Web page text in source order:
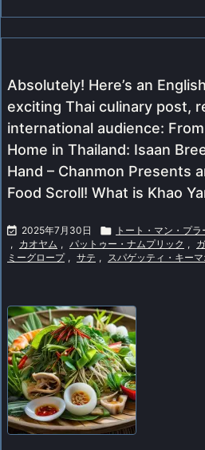
Absolutely! Here’s an
exciting Thai culinary post,
international audience:
Home in Thailand: Isaan
Hand – Chanmon Presents
Food Scroll! What is Khao
 2025年7月30日  トート・マン・プラ
, カオヤム , パットゥー・ナムプリック ,
ミーグロープ , サテ , スパゲッティ・キーマ